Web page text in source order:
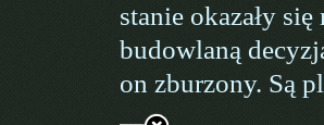
stanie okazały
budowlaną
on zburzony. Są